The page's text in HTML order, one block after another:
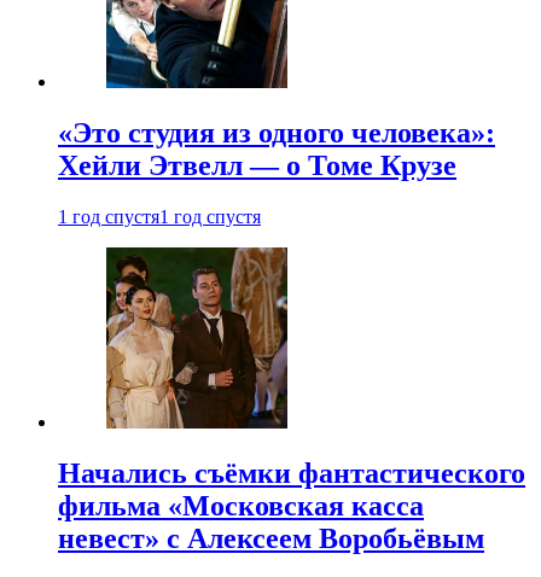
«Это студия из одного человека»:
Хейли Этвелл — о Томе Крузе
1 год спустя1 год спустя
Начались съёмки фантастического
фильма «Московская касса
невест» с Алексеем Воробьёвым